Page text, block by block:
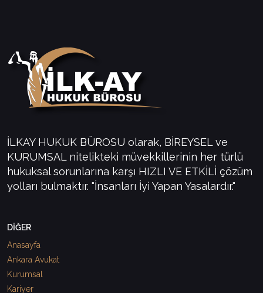
İLKAY HUKUK BÜROSU olarak, BİREYSEL ve
KURUMSAL nitelikteki müvekkillerinin her türlü
hukuksal sorunlarına karşı HIZLI VE ETKİLİ çözüm
yolları bulmaktır. "İnsanları İyi Yapan Yasalardır."
DİĞER
Anasayfa
Ankara Avukat
Kurumsal
Kariyer